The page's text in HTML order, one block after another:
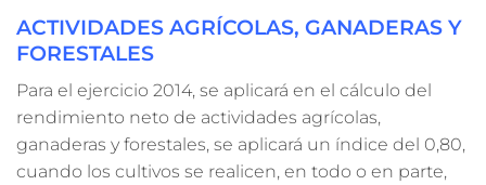
ACTIVIDADES AGRÍCOLAS, GANADERAS Y
FORESTALES
Para el ejercicio 2014, se aplicará en el cálculo del
rendimiento neto de actividades agrícolas,
ganaderas y forestales, se aplicará un índice del 0,80,
cuando los cultivos se realicen, en todo o en parte,